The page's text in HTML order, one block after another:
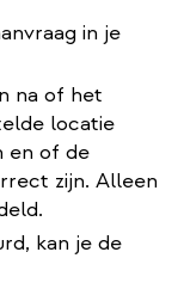
in je
na of het
locatie
en of de
zijn. Alleen
kan je de